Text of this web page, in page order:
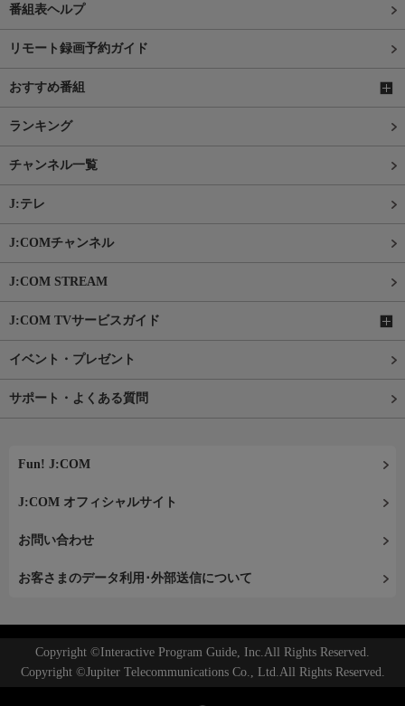
番組表ヘルプ
リモート録画予約ガイド
おすすめ番組
ランキング
チャンネル一覧
J:テレ
J:COMチャンネル
J:COM STREAM
J:COM TVサービスガイド
イベント・プレゼント
サポート・よくある質問
Fun! J:COM
J:COM オフィシャルサイト
お問い合わせ
お客さまのデータ利用･外部送信について
Copyright ©Interactive Program Guide, Inc.All Rights Reserved.
Copyright ©Jupiter Telecommunications Co., Ltd.All Rights Reserved.